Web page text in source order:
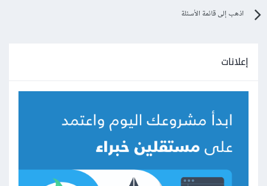
اذهب إلى قائمة الأسئلة
إعلانات